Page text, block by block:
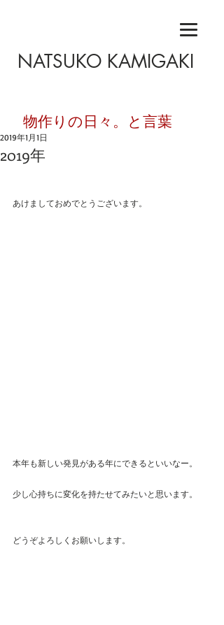
NATSUKO KAMIGAKI
​物作りの日々。と言葉
2019年
2019年1月1日
あけましておめでとうございます。
本年も新しい発見がある年にできるといいなー。
少し心持ちに変化を持たせてみたいと思います。
どうぞよろしくお願いします。